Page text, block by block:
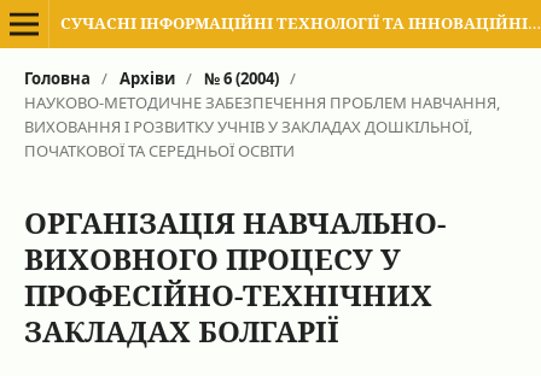
СУЧАСНІ ІНФОРМАЦІЙНІ ТЕХНОЛОГІЇ ТА ІННОВАЦІЙНІ МЕТОДИКИ НАВЧАННЯ В ПІДГОТОВЦІ ФАХІВЦІВ: МЕТОДОЛОГІЯ, ТЕОРІЯ, ДОСВІД, ПРОБЛЕМИ
Головна / Архіви / № 6 (2004) /
НАУКОВО-МЕТОДИЧНЕ ЗАБЕЗПЕЧЕННЯ ПРОБЛЕМ НАВЧАННЯ,
ВИХОВАННЯ І РОЗВИТКУ УЧНІВ У ЗАКЛАДАХ ДОШКІЛЬНОЇ,
ПОЧАТКОВОЇ ТА СЕРЕДНЬОЇ ОСВІТИ
ОРГАНІЗАЦІЯ НАВЧАЛЬНО-
ВИХОВНОГО ПРОЦЕСУ У
ПРОФЕСІЙНО-ТЕХНІЧНИХ
ЗАКЛАДАХ БОЛГАРІЇ